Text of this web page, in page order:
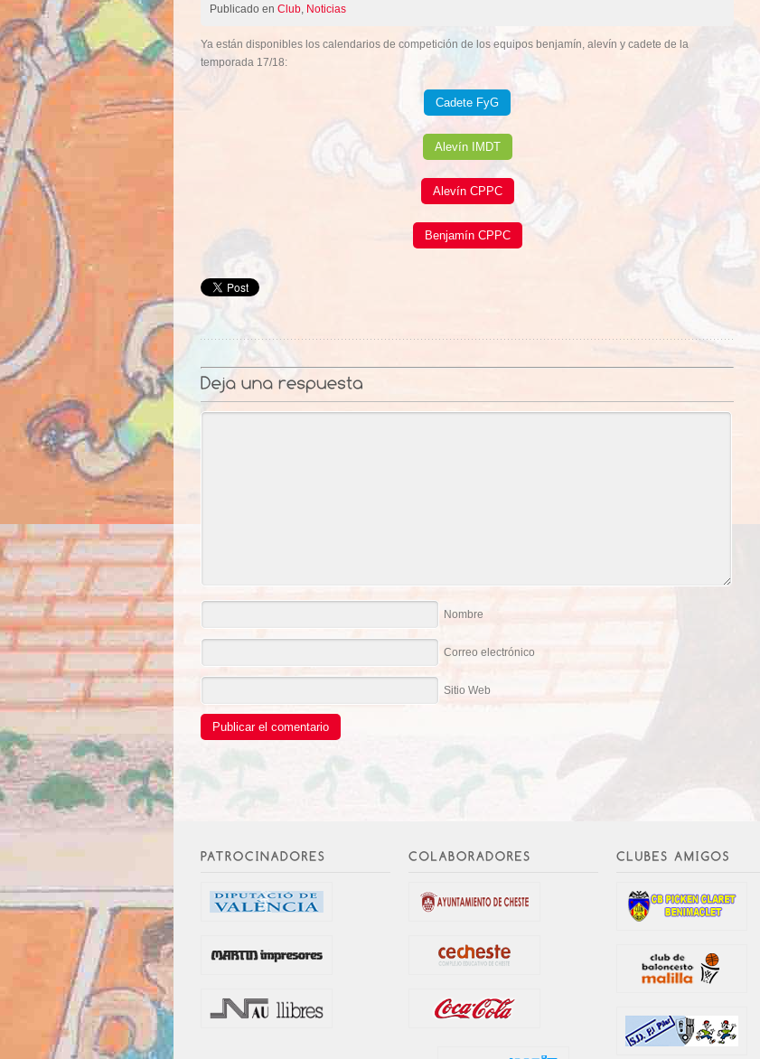
Publicado en Club, Noticias
Ya están disponibles los calendarios de competición de los equipos benjamín, alevín y cadete de la
temporada 17/18:
Cadete FyG
Alevín IMDT
Alevín CPPC
Benjamín CPPC
Nombre
Correo electrónico
Sitio Web